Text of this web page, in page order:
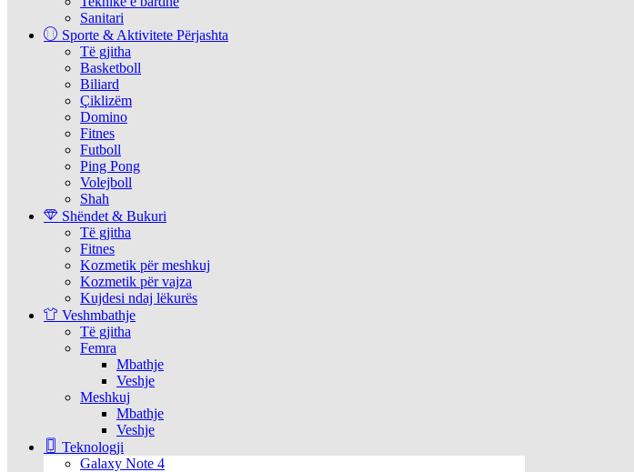
Sanitari
Sporte & Aktivitete Përjashta
Të gjitha
Basketboll
Biliard
Çiklizëm
Domino
Fitnes
Futboll
Ping Pong
Volejboll
Shah
Shëndet & Bukuri
Të gjitha
Fitnes
Kozmetik për meshkuj
Kozmetik për vajza
Kujdesi ndaj lëkurës
Veshmbathje
Të gjitha
Femra
Mbathje
Veshje
Meshkuj
Mbathje
Veshje
Teknologji
Galaxy Note 4